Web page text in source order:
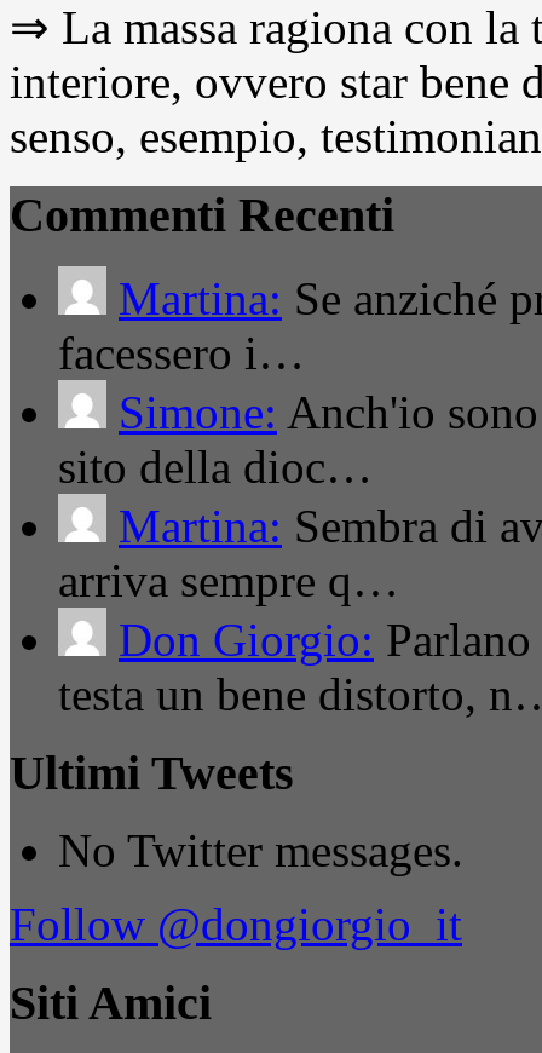
⇒ La massa ragiona con
interiore, ovvero star
senso, esempio,
Commenti Recenti
Martina: Se anziché
facessero i…
Simone: Anch'io
sito della dioc…
Martina: Sembra di
arriva sempre q…
Don Giorgio:
testa un bene distorto,
Ultimi Tweets
No Twitter messages.
Follow @dongiorgio_it
Siti Amici